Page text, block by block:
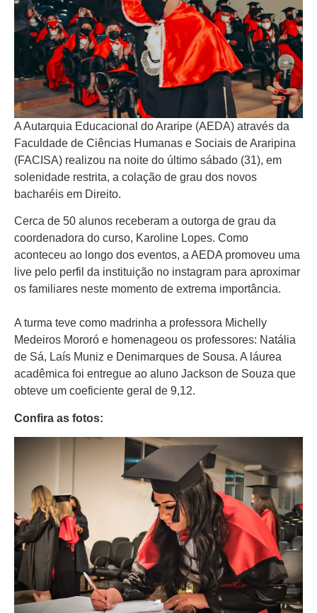
A Autarquia Educacional do Araripe (AEDA) através da
Faculdade de Ciências Humanas e Sociais de Araripina
(FACISA) realizou na noite do último sábado (31), em
solenidade restrita, a colação de grau dos novos
bacharéis em Direito.
Cerca de 50 alunos receberam a outorga de grau da
coordenadora do curso, Karoline Lopes. Como
aconteceu ao longo dos eventos, a AEDA promoveu uma
live pelo perfil da instituição no instagram para aproximar
os familiares neste momento de extrema importância.
A turma teve como madrinha a professora Michelly
Medeiros Mororó e homenageou os professores: Natália
de Sá, Laís Muniz e Denimarques de Sousa. A láurea
acadêmica foi entregue ao aluno Jackson de Souza que
obteve um coeficiente geral de 9,12.
Confira as fotos: